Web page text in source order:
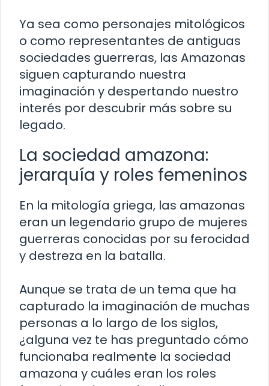
Ya sea como personajes mitológicos
o como representantes de antiguas
sociedades guerreras, las Amazonas
siguen capturando nuestra
imaginación y despertando nuestro
interés por descubrir más sobre su
legado.
La sociedad amazona:
jerarquía y roles femeninos
En la mitología griega, las amazonas
eran un legendario grupo de mujeres
guerreras conocidas por su ferocidad
y destreza en la batalla.
Aunque se trata de un tema que ha
capturado la imaginación de muchas
personas a lo largo de los siglos,
¿alguna vez te has preguntado cómo
funcionaba realmente la sociedad
amazona y cuáles eran los roles